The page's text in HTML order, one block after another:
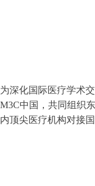
为深化国际医疗学术
M3C中国，共同组织
内顶尖医疗机构对接